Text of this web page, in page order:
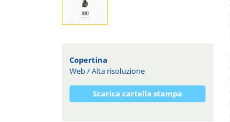
Copertina
Web/Alta risoluzione
Scarica cartella stampa